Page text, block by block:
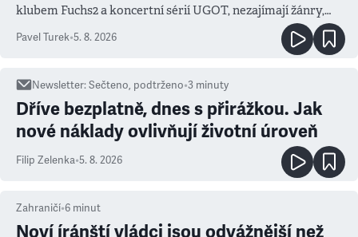
klubem Fuchs2 a koncertní sérií UGOT, nezajímají žánry,
Pavel Turek•5. 8. 2026
Newsletter:Sečteno, podtrženo•3 minuty
Dříve bezplatně, dnes s přirážkou. Jak
nové náklady ovlivňují životní úroveň
Filip Zelenka•5. 8. 2026
Zahraničí•6 minut
Noví íránští vládci jsou odvážnější než